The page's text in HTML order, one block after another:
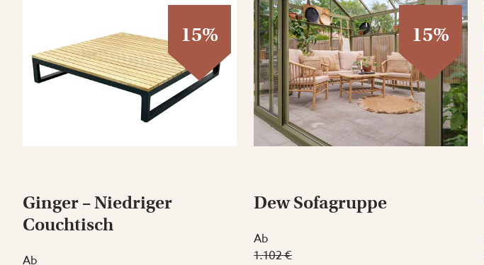
15%
Ginger – Niedriger
Couchtisch
Ab
15%
Dew Sofagruppe
Ab
1.102 €